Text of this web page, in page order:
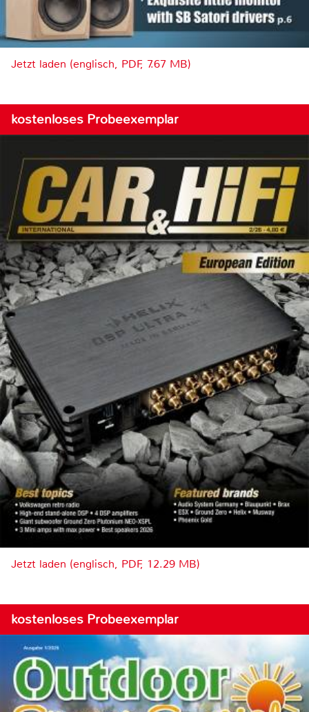
Jetzt laden (englisch, PDF, 7.67 MB)
kostenloses Probeexemplar
Jetzt laden (englisch, PDF, 12.29 MB)
kostenloses Probeexemplar